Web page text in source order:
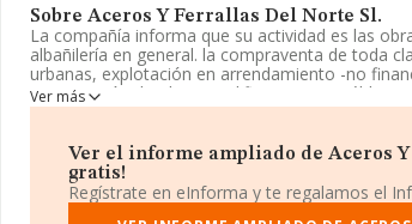
Sobre Aceros Y Ferrallas Del Norte Sl.
La compañía informa que su actividad es las
albañilería en general. la compraventa de toda
urbanas, explotación en arrendamiento -no
construcción de obras y edificios, tanto
registrada como Sociedad Limitada. Clasifica su
La compañía
Aceros y Ferrallas del Norte S.L
B71533491, está situada en Poligono Industrial
municipio de Corella, Navarra.
Ver más
Ver el informe ampliado de Aceros
gratis!
Regístrate en eInforma y te regalamos el